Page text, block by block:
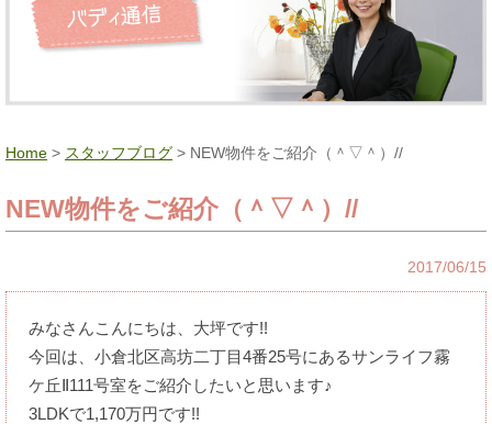
Home > スタッフブログ > NEW物件をご紹介（＾▽＾）//
NEW物件をご紹介（＾▽＾）//
2017/06/15
みなさんこんにちは、大坪です!!
今回は、小倉北区高坊二丁目4番25号にあるサンライフ霧
ケ丘Ⅱ111号室をご紹介したいと思います♪
3LDKで1,170万円です!!